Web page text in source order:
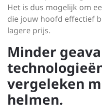
Het is dus mogelijk om
die jouw hoofd effectief
lagere prijs.
Minder
vergeleken
helmen.